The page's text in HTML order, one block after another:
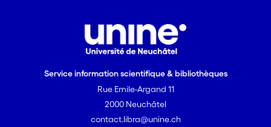
Service information scientifique & bibliothèques
Rue Emile-Argand 11
2000 Neuchâtel
contact.libra@unine.ch